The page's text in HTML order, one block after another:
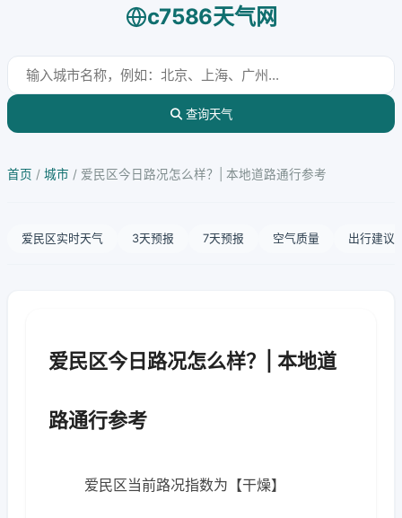
c7586天气网
查询天气
首页 / 城市 / 爱民区今日路况怎么样？| 本地道路通行参考
爱民区实时天气 3天预报 7天预报 空气质量 出行建议
爱民区今日路况怎么样？| 本地道
路通行参考
爱民区当前路况指数为【干燥】